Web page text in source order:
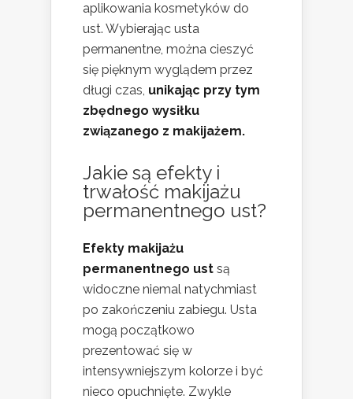
aplikowania kosmetyków do
ust. Wybierając usta
permanentne, można cieszyć
się pięknym wyglądem przez
długi czas, unikając przy tym
zbędnego wysiłku
związanego z makijażem.
Jakie są efekty i
trwałość makijażu
permanentnego ust?
Efekty makijażu
permanentnego ust są
widoczne niemal natychmiast
po zakończeniu zabiegu. Usta
mogą początkowo
prezentować się w
intensywniejszym kolorze i być
nieco opuchnięte. Zwykle